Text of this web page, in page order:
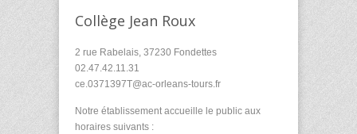
Collège Jean Roux
2 rue Rabelais, 37230 Fondettes
02.47.42.11.31
ce.0371397T@ac-orleans-tours.fr
Notre établissement accueille le public aux
horaires suivants :